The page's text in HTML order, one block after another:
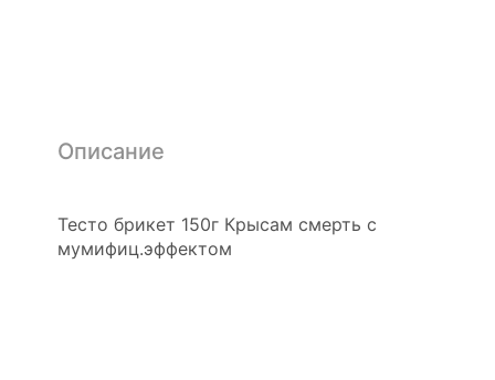
Описание
Тесто брикет 150г Крысам смерть с
мумифиц.эффектом